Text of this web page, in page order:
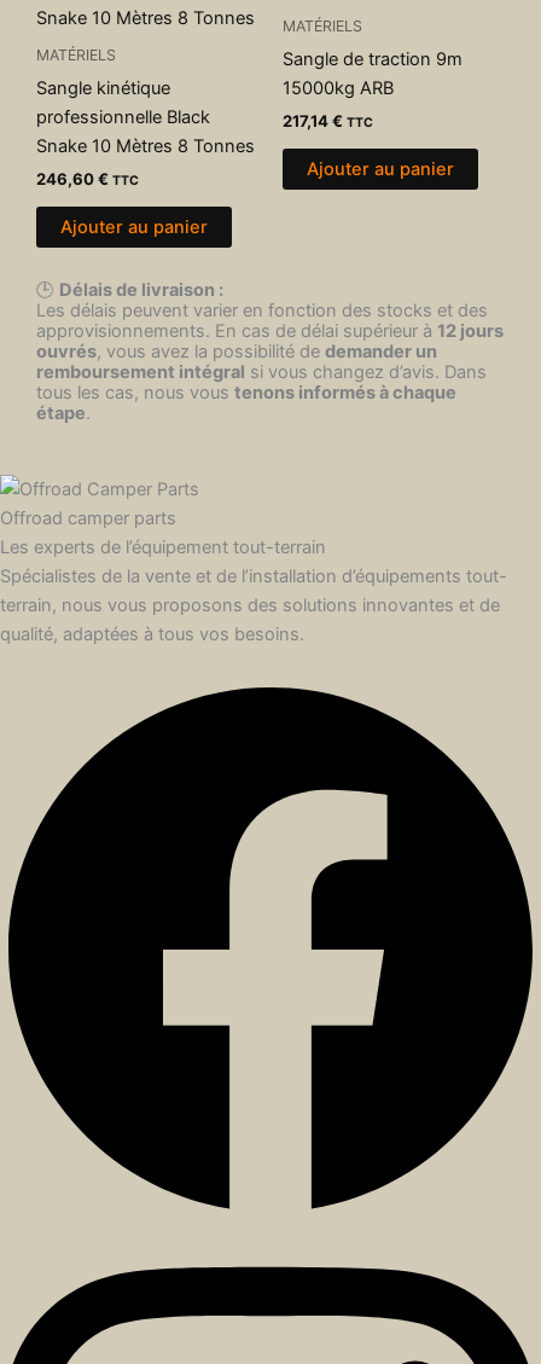
MATÉRIELS
Sangle kinétique
professionnelle Black
Snake 10 Mètres 8 Tonnes
246,60€ TTC
Ajouter au panier
MATÉRIELS
Sangle de traction 9m
15000kg ARB
217,14€ TTC
Ajouter au panier
🕒 Délais de livraison :
Les délais peuvent varier en fonction des stocks et des
approvisionnements. En cas de délai supérieur à 12 jours
ouvrés, vous avez la possibilité de demander un
remboursement intégral si vous changez d’avis. Dans
tous les cas, nous vous tenons informés à chaque
étape.
Offroad camper parts
Les experts de l’équipement tout-terrain
Spécialistes de la vente et de l’installation d’équipements tout-
terrain, nous vous proposons des solutions innovantes et de
qualité, adaptées à tous vos besoins.